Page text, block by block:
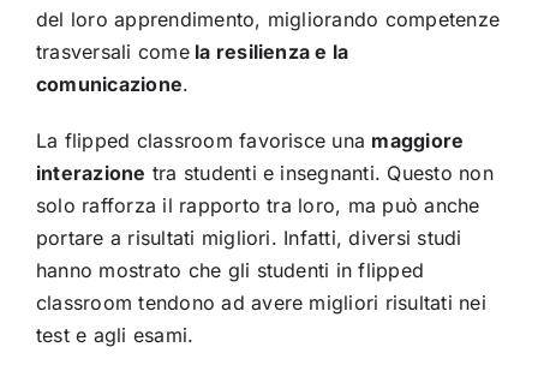
del loro apprendimento, migliorando competenze
trasversali comela resilienza e la
comunicazione.
La flipped classroom favorisce una maggiore
interazione tra studenti e insegnanti. Questo non
solo rafforza il rapporto tra loro, ma può anche
portare a risultati migliori. Infatti, diversi studi
hanno mostrato che gli studenti in flipped
classroom tendono ad avere migliori risultati nei
test e agli esami.